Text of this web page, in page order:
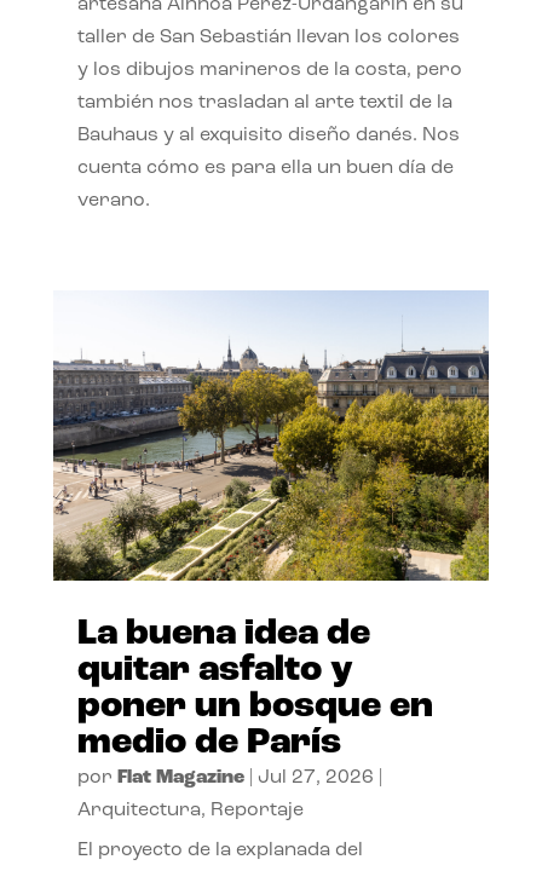
artesana Ainhoa Pérez-Urdangarín en su
taller de San Sebastián llevan los colores
y los dibujos marineros de la costa, pero
también nos trasladan al arte textil de la
Bauhaus y al exquisito diseño danés. Nos
cuenta cómo es para ella un buen día de
verano.
La buena idea de
quitar asfalto y
poner un bosque en
medio de París
por Flat Magazine| Jul 27, 2026
Arquitectura, Reportaje
El proyecto de la explanada del